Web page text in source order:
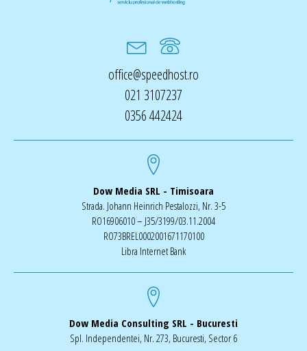
office@speedhost.ro
021 3107237
0356 442424
Dow Media SRL - Timisoara
Strada. Johann Heinrich Pestalozzi, Nr. 3-5
RO16906010 – J35/3199/03.11.2004
RO73BREL0002001671170100
Libra Internet Bank
Dow Media Consulting SRL - Bucuresti
Spl. Independentei, Nr. 273, Bucuresti, Sector 6